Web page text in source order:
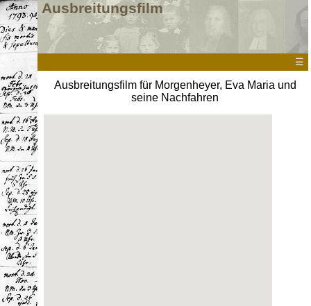
Ausbreitungsfilm
☰
Ausbreitungsfilm für Morgenheyer, Eva Maria und
seine Nachfahren